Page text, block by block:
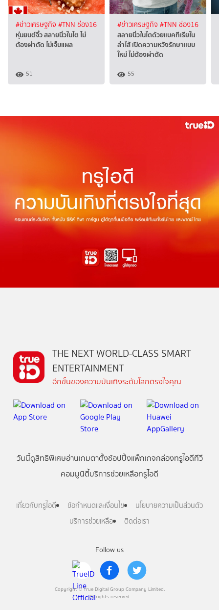
#ข่าวเศรษฐกิจ #TNN ช่อง16
หุ่นยนต์จิ๋ว สลายนิ่วในไต ไม่
ต้องผ่าตัด ไม่เจ็บแผล
51
#ข่าวเศรษฐกิจ #TNN ช่อง16
สลายนิ่วในไตด้วยแบคทีเรียใน
ลำไส้ เปิดความหวังรักษาแบบ
ใหม่ ไม่ต้องผ่าตัด
55
Follow us
Copyright © True Digital Group Company Limited.
All rights reserved
THE NEXT WORLD-CLASS SMART
ENTERTAINMENT
อีกขั้นของความบันเทิงระดับโลกตรงใจคุณ
วันนี้ดูสิทธิพิเศษอ่านเกมตาตั้งช้อปปิ้งแพ็กเกจกล่องทรูไอดีทีวี
คอมมูนิตี้บริการช่วยเหลือทรูไอดี
เกี่ยวกับทรูไอดี ข้อกำหนดและเงื่อนไข
นโยบายความเป็นส่วนตัว
บริการช่วยเหลือ
ติดต่อเรา